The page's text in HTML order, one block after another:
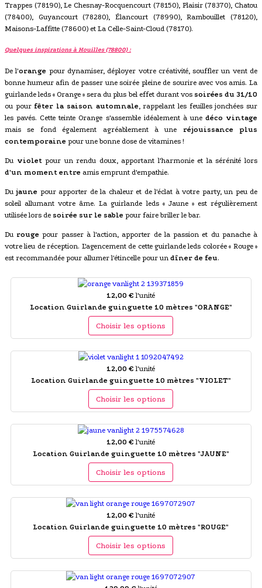
Trappes (78190), Le Chesnay-Rocquencourt (78150), Plaisir (78370), Chatou
(78400), Guyancourt (78280), Élancourt (78990), Rambouillet (78120),
Maisons-Laffitte (78600) et La Celle-Saint-Cloud (78170).
Quelques inspirations à Houilles (78800) :
De l'orange pour dynamiser, déployer votre créativité, souffler un vent de
bonne humeur afin de passer une soirée pleine de sourire avec vos amis. La
guirlande leds « Orange » sera du plus bel effet durant vos soirées du 31/10
ou pour fêter la saison automnale, rappelant les feuilles jonchées sur
les pavés. Cette teinte Orange s'assemble idéalement à une déco vintage
mais se fond également agréablement à une réjouissance plus
contemporaine pour une bonne dose de vitamines !
Du violetpour un rendu doux, apportant l'harmonie et la sérénité lors
d'un moment entre amis emprunt d'empathie.
Dujaune pour apporter de la chaleur et de l'éclat à votre party, un peu de
soleil allumant votre âme. La guirlande leds « Jaune » est régulièrement
utilisée lors de soirée sur le sable pour faire briller le bar.
Du rouge pour passer à l'action, apporter de la passion et du panache à
votre lieu de réception. L'agencement de cette guirlande leds colorée « Rouge »
est recommandée pour allumer l'étincelle pour un dîner de feu.
12,00 € l'unité
Location Guirlande guinguette 10 mètres "ORANGE"
Choisir les options
12,00 € l'unité
Location Guirlande guinguette 10 mètres "VIOLET"
Choisir les options
12,00 € l'unité
Location Guirlande guinguette 10 mètres "JAUNE"
Choisir les options
12,00 € l'unité
Location Guirlande guinguette 10 mètres "ROUGE"
Choisir les options